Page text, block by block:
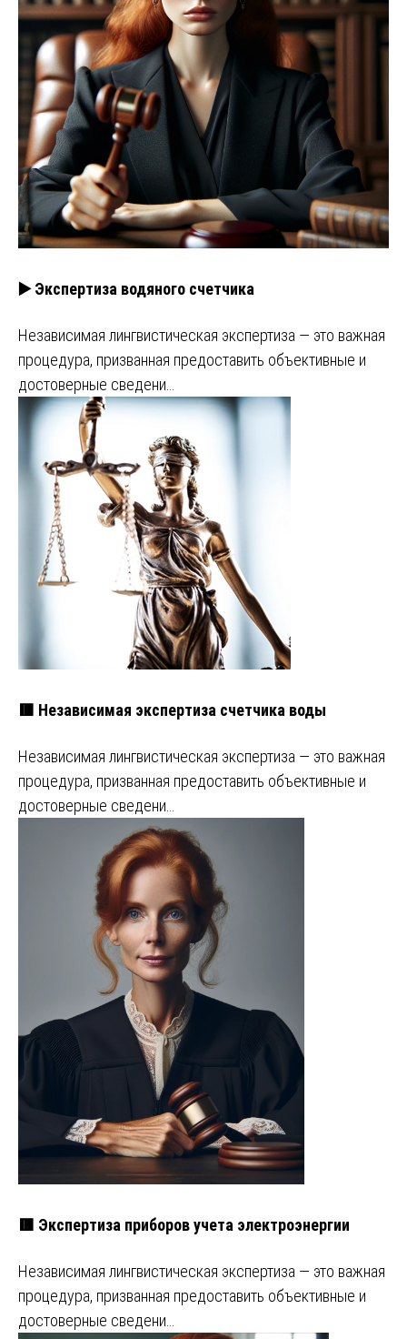
▶️ Экспертиза водяного счетчика
Независимая лингвистическая экспертиза — это важная
процедура, призванная предоставить объективные и
достоверные сведени…
🟥 Независимая экспертиза счетчика воды
Независимая лингвистическая экспертиза — это важная
процедура, призванная предоставить объективные и
достоверные сведени…
🟥 Экспертиза приборов учета электроэнергии
Независимая лингвистическая экспертиза — это важная
процедура, призванная предоставить объективные и
достоверные сведени…